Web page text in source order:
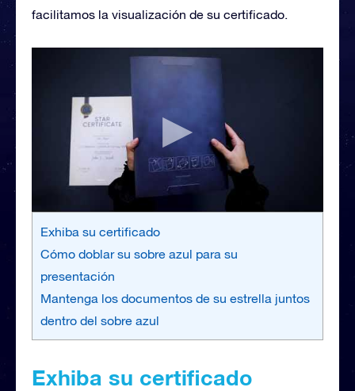
facilitamos la visualización de su certificado.
Exhiba su certificado
Cómo doblar su sobre azul para su
presentación
Mantenga los documentos de su estrella juntos
dentro del sobre azul
Exhiba su certificado